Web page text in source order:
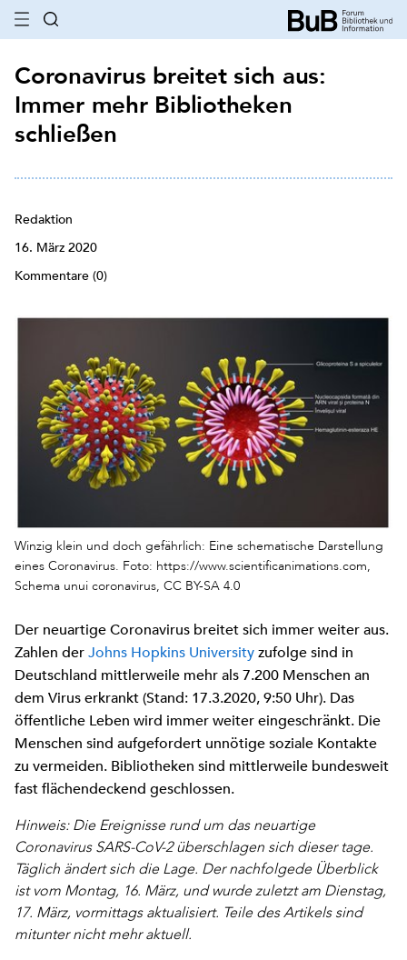
Coronavirus breitet sich aus:
Immer mehr Bibliotheken
schließen
Redaktion
16. März 2020
Kommentare (0)
Winzig klein und doch gefährlich: Eine schematische Darstellung
eines Coronavirus. Foto: https://www.scientificanimations.com,
Schema unui coronavirus, CC BY-SA 4.0
Der neuartige Coronavirus breitet sich immer weiter aus.
Zahlen derJohns Hopkins Universityzufolge sind in
Deutschland mittlerweile mehr als 7.200 Menschen an
dem Virus erkrankt (Stand: 17.3.2020, 9:50 Uhr). Das
öffentliche Leben wird immer weiter eingeschränkt. Die
Menschen sind aufgefordert unnötige soziale Kontakte
zu vermeiden. Bibliotheken sind mittlerweile bundesweit
fast flächendeckend geschlossen.
Hinweis: Die Ereignisse rund um das neuartige
Coronavirus SARS-CoV-2 überschlagen sich dieser tage.
Täglich ändert sich die Lage. Der nachfolgede Überblick
ist vom Montag, 16. März, und wurde zuletzt am Dienstag,
17. März, vormittags aktualisiert. Teile des Artikels sind
mitunter nicht mehr aktuell.